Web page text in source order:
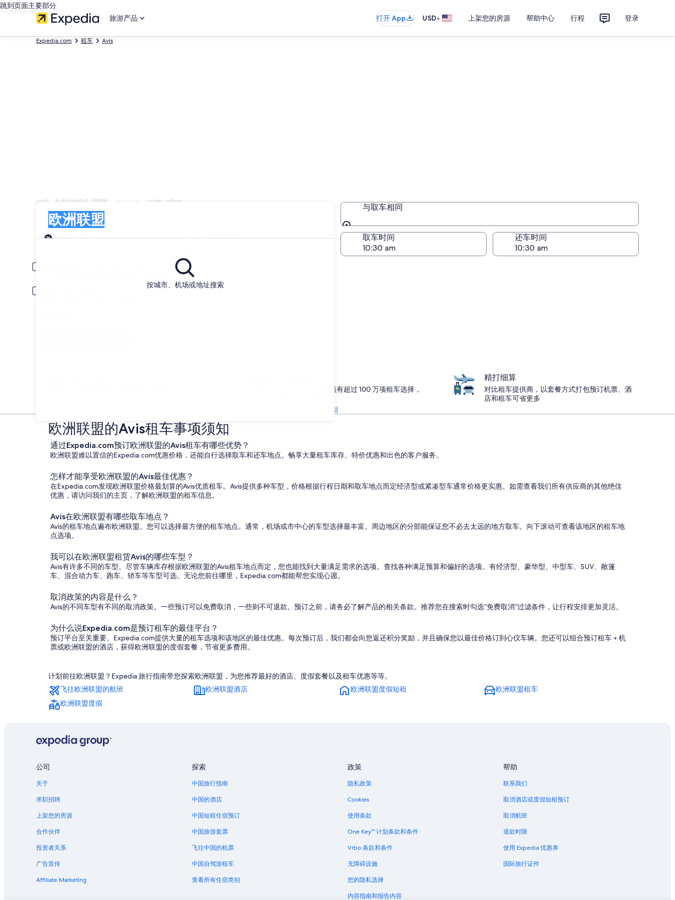
跳到页面主要部分
旅游产品
打开 App USD• 上架您的房源 帮助中心 行程 登录
Expedia.com 租车 Avis
欧洲联盟 Avis租车
取车
按城市、机场或地址搜索
欧洲联盟
取车
与取车相同
与取车相同
取车日期
还车日期
取车时间 还车时间
One Key 计划会员有超过 100 万项租车选择，
了解 One Key 计划
精打细算
对比租车提供商，以套餐方式打包预订机票、酒
店和租车可省更多
欧洲联盟的Avis租车事项须知
通过Expedia.com预订欧洲联盟的Avis租车有哪些优势？
欧洲联盟难以置信的Expedia.com优惠价格，还能自行选择取车和还车地点。畅享大量租车库存、特价优惠和出色的客户服务。
怎样才能享受欧洲联盟的Avis最佳优惠？
在Expedia.com发现欧洲联盟价格最划算的Avis优质租车。Avis提供多种车型，价格根据行程日期和取车地点而定经济型或紧凑型车通常价格更实惠。如需查看我们所有供应商的其他绝佳
优惠，请访问我们的主页，了解欧洲联盟的租车信息。
Avis在欧洲联盟有哪些取车地点？
Avis的租车地点遍布欧洲联盟。您可以选择最方便的租车地点。通常，机场或市中心的车型选择最丰富。周边地区的分部能保证您不必去太远的地方取车。向下滚动可查看该地区的租车地
点选项。
我可以在欧洲联盟租赁Avis的哪些车型？
Avis有许多不同的车型。尽管车辆库存根据欧洲联盟的Avis租车地点而定，您也能找到大量满足需求的选项。查找各种满足预算和偏好的选项。有经济型、豪华型、中型车、SUV、敞篷
车、混合动力车、跑车、轿车等车型可选。无论您前往哪里，Expedia.com都能帮您实现心愿。
取消政策的内容是什么？
Avis的不同车型有不同的取消政策。一些预订可以免费取消，一些则不可退款。预订之前，请务必了解产品的相关条款。推荐您在搜索时勾选“免费取消”过滤条件，让行程安排更加灵活。
为什么说Expedia.com是预订租车的最佳平台？
预订平台至关重要。Expedia.com提供大量的租车选项和该地区的最佳优惠。每次预订后，我们都会向您返还积分奖励，并且确保您以最佳价格订到心仪车辆。您还可以组合预订租车 + 机
票或欧洲联盟的酒店，获得欧洲联盟的度假套餐，节省更多费用。
计划前往欧洲联盟？Expedia 旅行指南带您探索欧洲联盟，为您推荐最好的酒店、度假套餐以及租车优惠等等。
飞往欧洲联盟的航班
欧洲联盟酒店 欧洲联盟度假短租
欧洲联盟租车
欧洲联盟度假
公司
关于
求职招聘
上架您的房源
合作伙伴
投资者关系
广告宣传
Affiliate Marketing
探索
中国旅行指南
中国的酒店
中国短租住宿预订
中国旅游套票
飞往中国的机票
中国自驾游租车
查看所有住宿类别
政策
隐私政策
Cookies
使用条款
One Key™ 计划条款和条件
Vrbo 条款和条件
无障碍设施
您的隐私选择
内容指南和报告内容
帮助
联系我们
取消酒店或度假短租预订
取消航班
退款时限
使用 Expedia 优惠券
国际旅行证件